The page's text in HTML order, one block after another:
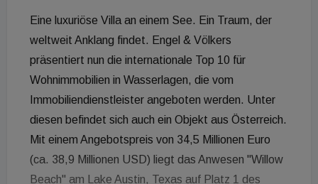
Eine luxuriöse Villa an einem See. Ein Traum, der
weltweit Anklang findet. Engel & Völkers
präsentiert nun die internationale Top 10 für
Wohnimmobilien in Wasserlagen, die vom
Immobiliendienstleister angeboten werden. Unter
diesen befindet sich auch ein Objekt aus Österreich.
Mit einem Angebotspreis von 34,5 Millionen Euro
(ca. 38,9 Millionen USD) liegt das Anwesen "Willow
Beach" am Lake Austin, Texas auf Platz 1 des